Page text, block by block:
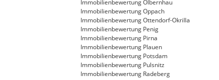
Immobilienbewertung Olbernhau
Immobilienbewertung Oppach
Immobilienbewertung Ottendorf-Okrilla
Immobilienbewertung Penig
Immobilienbewertung Pirna
Immobilienbewertung Plauen
Immobilienbewertung Potsdam
Immobilienbewertung Pulsnitz
Immobilienbewertung Radeberg